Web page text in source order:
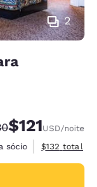
2
anterior
Tarifa com
$121USD/noite
sócio
Exibir
$132 total